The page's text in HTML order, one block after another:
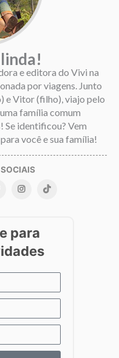
e editora do Vivi na
por viagens. Junto
e Vitor (filho), viajo pelo
família comum
Se identificou? Vem
você e sua família!